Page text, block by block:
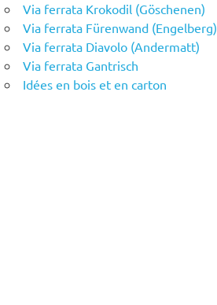
Via ferrata Krokodil (Göschenen)
Via ferrata Fürenwand (Engelberg)
Via ferrata Diavolo (Andermatt)
Via ferrata Gantrisch
Idées en bois et en carton